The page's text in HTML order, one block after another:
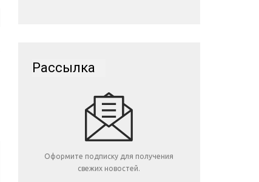
Рассылка
Оформите подписку для получения
свежих новостей.